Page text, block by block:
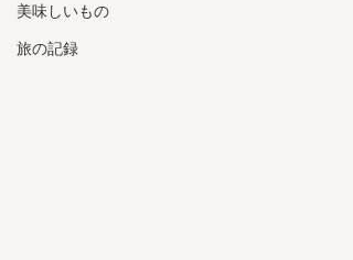
美味しいもの
旅の記録